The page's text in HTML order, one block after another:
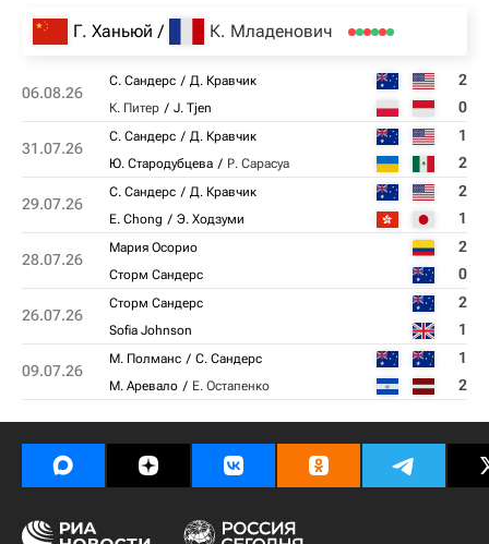
Г. Ханьюй К. Младенович
06.08.26
С. Сандерс Д. Кравчик 2
К. Питер J. Tjen 0
31.07.26
С. Сандерс Д. Кравчик 1
Ю. Стародубцева Р. Сарасуа 2
29.07.26
С. Сандерс Д. Кравчик 2
E. Chong Э. Ходзуми 1
28.07.26
Мария Осорио 2
Сторм Сандерс 0
26.07.26
Сторм Сандерс 2
Sofia Johnson 1
09.07.26
М. Полманс С. Сандерс 1
М. Аревало Е. Остапенко 2